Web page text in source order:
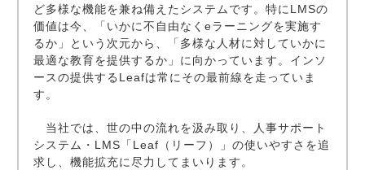
ど多様な機能を兼ね備えたシステムです。特にLMSの
価値は今、「いかに不自由なくeラーニングを実施す
るか」という次元から、「多様な人材に対していかに
最適な教育を提供するか」に向かっています。インソ
ースの提供するLeafは常にその最前線を走っていま
す。
当社では、世の中の流れを汲み取り、人事サポート
システム・LMS「Leaf（リーフ）」の使いやすさを追
求し、機能拡充に尽力してまいります。